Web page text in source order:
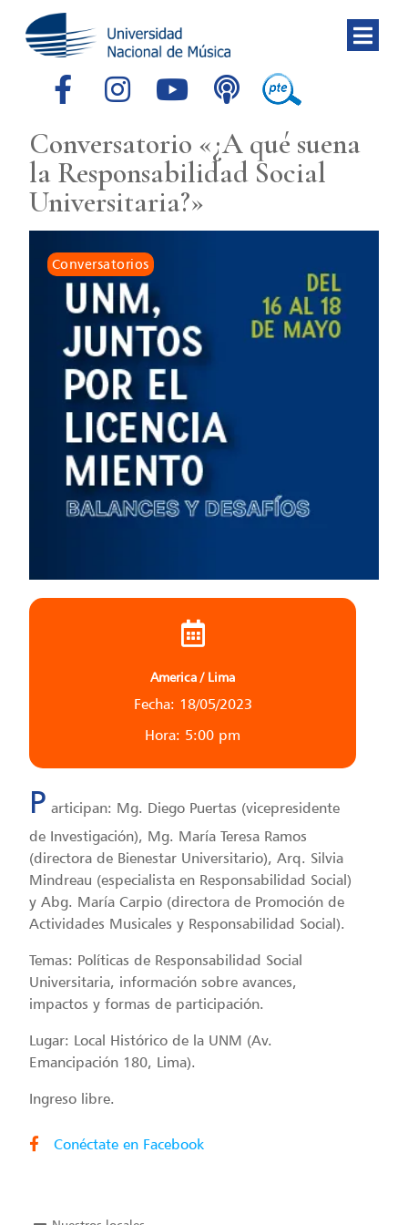
Conversatorio «¿A qué suena
la Responsabilidad Social
Universitaria?»
Conversatorios
America / Lima
Fecha: 18/05/2023
Hora: 5:00 pm
P articipan: Mg. Diego Puertas (vicepresidente
de Investigación), Mg. María Teresa Ramos
(directora de Bienestar Universitario), Arq. Silvia
Mindreau (especialista en Responsabilidad Social)
y Abg. María Carpio (directora de Promoción de
Actividades Musicales y Responsabilidad Social).
Temas: Políticas de Responsabilidad Social
Universitaria, información sobre avances,
impactos y formas de participación.
Lugar: Local Histórico de la UNM (Av.
Emancipación 180, Lima).
Ingreso libre.
Conéctate en Facebook